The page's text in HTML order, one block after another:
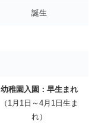
誕生
幼稚園入園：早生まれ
（1月1日～4月1日生ま
れ）